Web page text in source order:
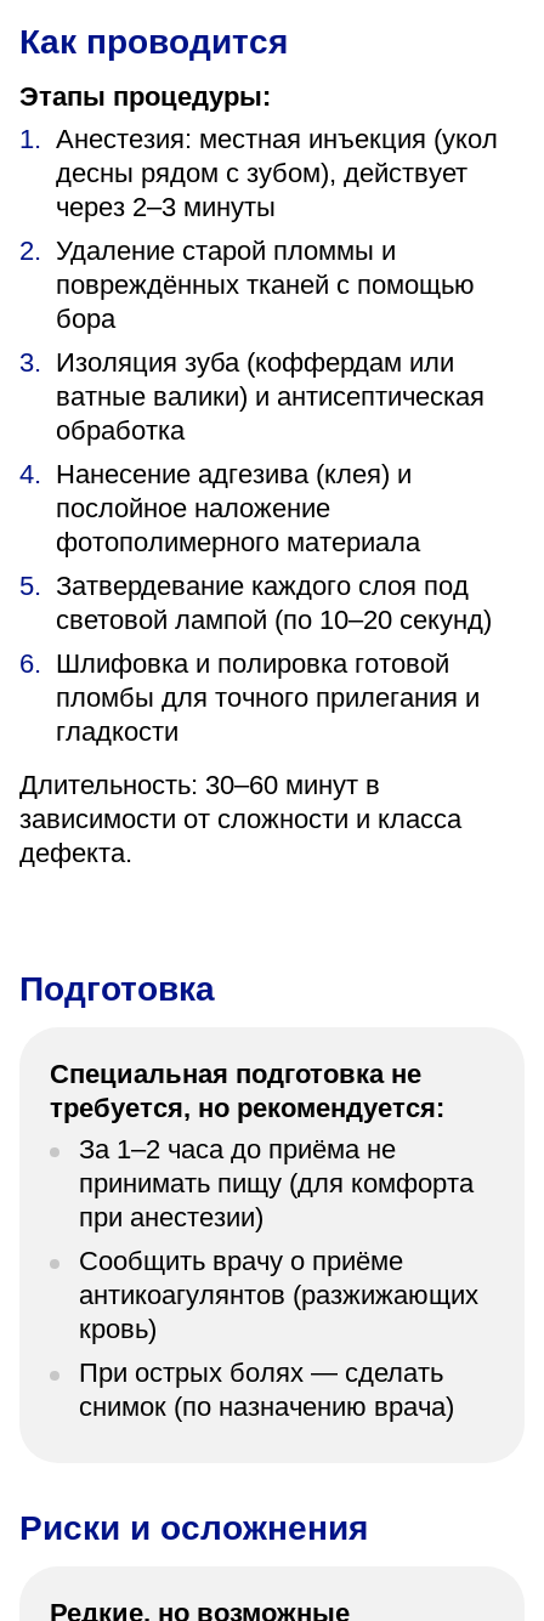
Как проводится
Этапы процедуры:
Анестезия: местная инъекция (укол
десны рядом с зубом), действует
через 2–3 минуты
Удаление старой пломмы и
повреждённых тканей с помощью
бора
Изоляция зуба (коффердам или
ватные валики) и антисептическая
обработка
Нанесение адгезива (клея) и
послойное наложение
фотополимерного материала
Затвердевание каждого слоя под
световой лампой (по 10–20 секунд)
Шлифовка и полировка готовой
пломбы для точного прилегания и
гладкости
Длительность: 30–60 минут в
зависимости от сложности и класса
дефекта.
Подготовка
Специальная подготовка не
требуется, но рекомендуется:
За 1–2 часа до приёма не
принимать пищу (для комфорта
при анестезии)
Сообщить врачу о приёме
антикоагулянтов (разжижающих
кровь)
При острых болях — сделать
снимок (по назначению врача)
Риски и осложнения
Редкие, но возможные